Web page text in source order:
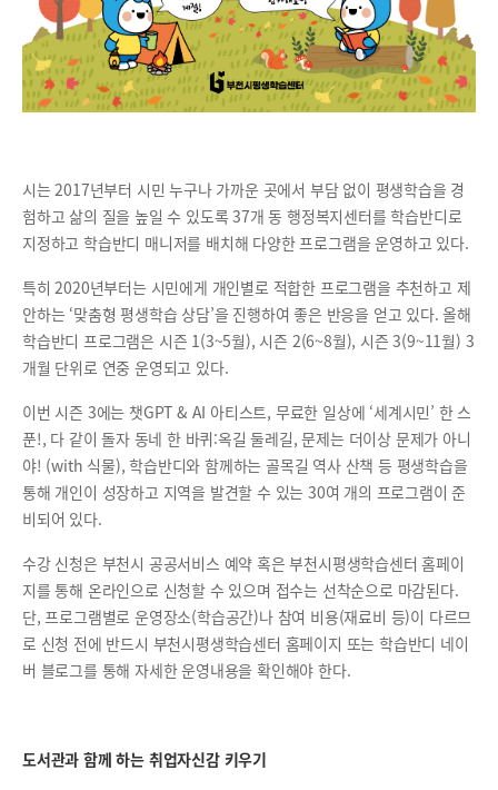
시는 2017년부터 시민 누구나 가까운 곳에서 부담 없이 평생학습을 경
험하고 삶의 질을 높일 수 있도록 37개 동 행정복지센터를 학습반디로
지정하고 학습반디 매니저를 배치해 다양한 프로그램을 운영하고 있다.
특히 2020년부터는 시민에게 개인별로 적합한 프로그램을 추천하고 제
안하는 ‘맞춤형 평생학습 상담’을 진행하여 좋은 반응을 얻고 있다. 올해
학습반디 프로그램은 시즌 1(3~5월), 시즌 2(6~8월), 시즌 3(9~11월) 3
개월 단위로 연중 운영되고 있다.
이번 시즌 3에는 챗GPT & AI 아티스트, 무료한 일상에 ‘세계시민’ 한 스
푼!, 다 같이 돌자 동네 한 바퀴:옥길 둘레길, 문제는 더이상 문제가 아니
야! (with 식물), 학습반디와 함께하는 골목길 역사 산책 등 평생학습을
통해 개인이 성장하고 지역을 발견할 수 있는 30여 개의 프로그램이 준
비되어 있다.
수강 신청은 부천시 공공서비스 예약 혹은 부천시평생학습센터 홈페이
지를 통해 온라인으로 신청할 수 있으며 접수는 선착순으로 마감된다.
단, 프로그램별로 운영장소(학습공간)나 참여 비용(재료비 등)이 다르므
로 신청 전에 반드시 부천시평생학습센터 홈페이지 또는 학습반디 네이
버 블로그를 통해 자세한 운영내용을 확인해야 한다.
도서관과 함께 하는 취업자신감 키우기